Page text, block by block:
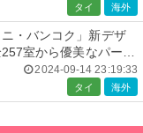
タイ 海外
・バンコク」新デザ
室から優美なパーク
2024-09-14 23:19:33
タイ 海外